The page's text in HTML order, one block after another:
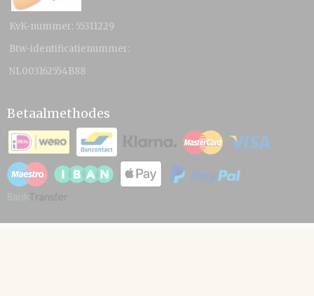
KvK-nummer: 55311229
Btw-identificatienummer:
NL003162554B88
Betaalmethodes